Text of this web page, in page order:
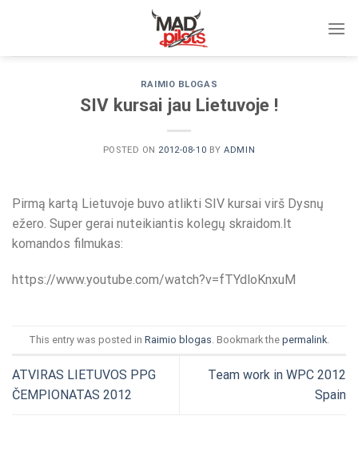
RAIMIO BLOGAS
SIV kursai jau Lietuvoje !
POSTED ON 2012-08-10 BYADMIN
Pirmą kartą Lietuvoje buvo atlikti SIV kursai virš Dysnų
ežero. Super gerai nuteikiantis kolegų skraidom.lt
komandos filmukas:
https://www.youtube.com/watch?v=fTYdloKnxuM
This entry was posted in Raimio blogas . Bookmark the permalink
ATVIRAS LIETUVOS PPG
ČEMPIONATAS 2012
Team work in WPC 2012
Spain